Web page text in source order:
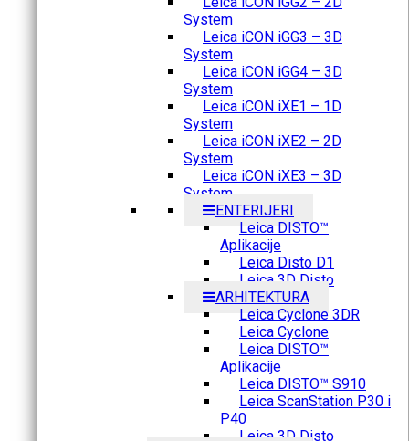
System
Leica iCON iGG3 – 3D
System
Leica iCON iGG4 – 3D
System
Leica iCON iXE1 – 1D
System
Leica iCON iXE2 – 2D
System
Leica iCON iXE3 – 3D
System
ENTERIJERI
Leica DISTO™
Aplikacije
Leica Disto D1
Leica 3D Disto
ARHITEKTURA
Leica Cyclone 3DR
Leica Cyclone
Leica DISTO™
Aplikacije
Leica DISTO™ S910
Leica ScanStation P30 i
P40
Leica 3D Disto